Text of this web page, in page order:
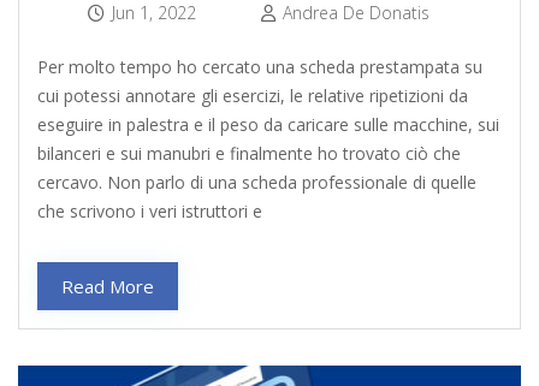
Jun 1, 2022 Andrea De Donatis
Per molto tempo ho cercato una scheda prestampata su
cui potessi annotare gli esercizi, le relative ripetizioni da
eseguire in palestra e il peso da caricare sulle macchine, sui
bilanceri e sui manubri e finalmente ho trovato ciò che
cercavo. Non parlo di una scheda professionale di quelle
che scrivono i veri istruttori e
Read More